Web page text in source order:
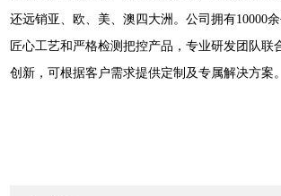
还远销亚、欧、美、澳四大洲。公司拥有10000
匠心工艺和严格检测把控产品，专业研发团队联
创新，可根据客户需求提供定制及专属解决方案。